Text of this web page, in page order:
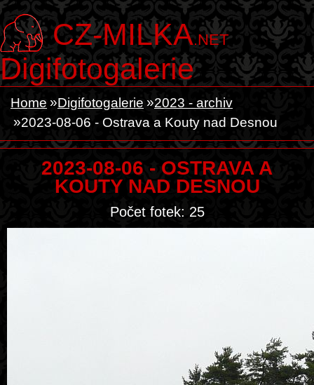
CZ-MILKA.NET
Digifotogalerie
Home Digifotogalerie
2023 - archiv
2023-08-06 - Ostrava a Kouty nad Desnou
2023-08-06 - OSTRAVA A
KOUTY NAD DESNOU
Počet fotek: 25